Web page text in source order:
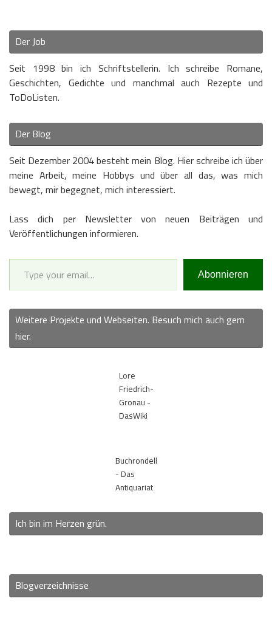
Der Job
Seit 1998 bin ich Schriftstellerin. Ich schreibe Romane,
Geschichten, Gedichte und manchmal auch Rezepte und
ToDoListen.
Der Blog
Seit Dezember 2004 besteht mein Blog. Hier schreibe ich über
meine Arbeit, meine Hobbys und über all das, was mich
bewegt, mir begegnet, mich interessiert.
Lass dich per Newsletter von neuen Beiträgen und
Veröffentlichungen informieren.
Type your email…
Abonnieren
Weitere Projekte und Webseiten. Besuch mich auch gern
hier.
Lore
Friedrich-
Gronau -
DasWiki
Buchrondell
- Das
Antiquariat
Ich bin im Herzen grün.
Blogverzeichnisse